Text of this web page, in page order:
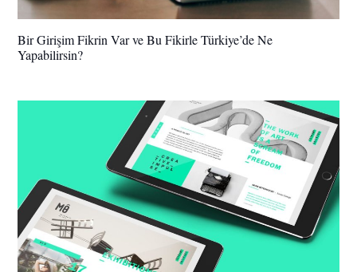
Bir Girişim Fikrin Var ve Bu Fikirle Türkiye’de Ne
Yapabilirsin?